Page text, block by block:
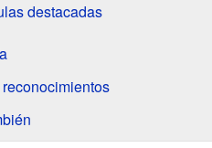
destacadas